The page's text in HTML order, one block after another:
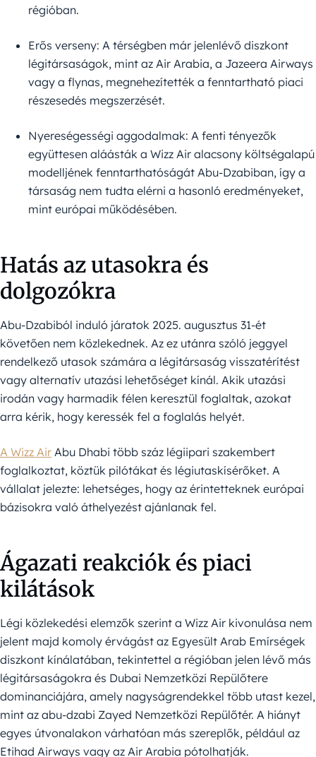
régióban.
Erős verseny: A térségben már jelenlévő diszkont
légitársaságok, mint az Air Arabia, a Jazeera Airways
vagy a flynas, megnehezítették a fenntartható piaci
részesedés megszerzését.
Nyereségességi aggodalmak: A fenti tényezők
együttesen aláásták a Wizz Air alacsony költségalapú
modelljének fenntarthatóságát Abu-Dzabiban, így a
társaság nem tudta elérni a hasonló eredményeket,
mint európai működésében.
Hatás az utasokra és
dolgozókra
Abu-Dzabiból induló járatok 2025. augusztus 31-ét
követően nem közlekednek. Az ez utánra szóló jeggyel
rendelkező utasok számára a légitársaság visszatérítést
vagy alternatív utazási lehetőséget kínál. Akik utazási
irodán vagy harmadik félen keresztül foglaltak, azokat
arra kérik, hogy keressék fel a foglalás helyét.
A Wizz Air Abu Dhabi több száz légiipari szakembert
foglalkoztat, köztük pilótákat és légiutaskísérőket. A
vállalat jelezte: lehetséges, hogy az érintetteknek európai
bázisokra való áthelyezést ajánlanak fel.
Ágazati reakciók és piaci
kilátások
Légi közlekedési elemzők szerint a Wizz Air kivonulása nem
jelent majd komoly érvágást az Egyesült Arab Emírségek
diszkont kínálatában, tekintettel a régióban jelen lévő más
légitársaságokra és Dubai Nemzetközi Repülőtere
dominanciájára, amely nagyságrendekkel több utast kezel,
mint az abu-dzabi Zayed Nemzetközi Repülőtér. A hiányt
egyes útvonalakon várhatóan más szereplők, például az
Etihad Airways vagy az Air Arabia pótolhatják.